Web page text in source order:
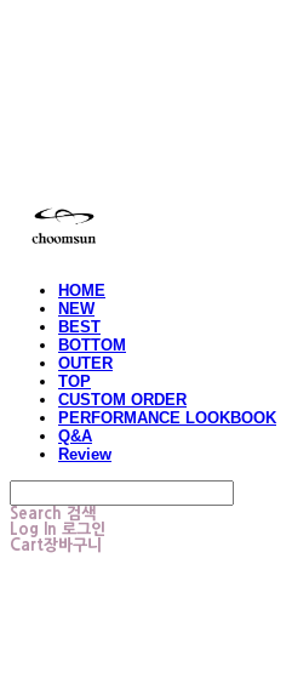
HOME
NEW
BEST
BOTTOM
OUTER
TOP
CUSTOM ORDER
PERFORMANCE LOOKBOOK
Q&A
Review
Search 검색
Log In 로그인
Cart장바구니